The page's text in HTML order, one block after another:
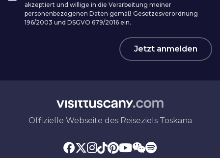
akzeptiert und willige in die Verarbeitung meiner
personenbezogenen Daten gemäß Gesetzesverordnung
196/2003 und DSGVO 679/2016 ein.
Jetzt anmelden
Offizielle Webseite des Reiseziels Toskana